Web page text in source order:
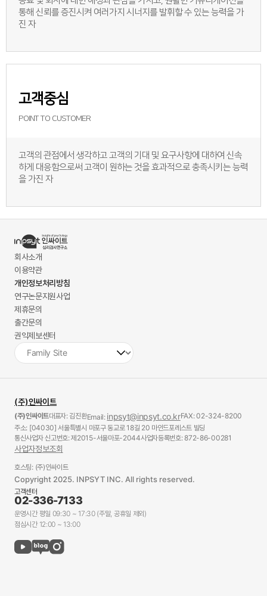
통해 신뢰를 증진시켜 여러가지 시너지를 발휘할 수 있는 능력을 가
진 자
고객중심
POINT TO CUSTOMER
고객의 관점에서 생각하고 고객의 기대 및 요구사항에 대하여 신속
하게 대응함으로써 고객이 원하는 것을 효과적으로 충족시키는 능력
을 가진 자
회사소개
이용약관
개인정보처리방침
연구논문지원사업
제휴문의
출간문의
권익제보센터
(주)인싸이트
(주)인싸이트대표자: 김진환Email: inpsyt@inpsyt.co.krFAX: 02-324-8200
주소: [04030] 서울특별시 마포구 동교로 18길 20 마인드포레스트 빌딩
통신사업자 신고번호: 제2015-서울마포-2044사업자등록번호: 872-86-00281
사업자정보조회
호스팅: (주)인싸이트
Copyright 2025. INPSYT INC. All rights reserved.
고객센터
02-336-7133
운영시간 평일 09:30 ~ 17:30 (주말, 공휴일 제외)
점심시간 12:00 ~ 13:00